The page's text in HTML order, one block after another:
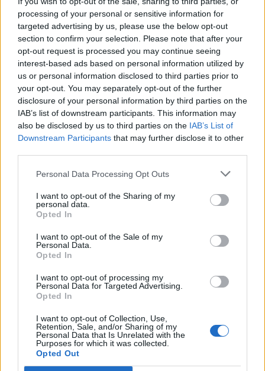
processing of your personal or sensitive information for
targeted advertising by us, please use the below opt-out
section to confirm your selection. Please note that after your
opt-out request is processed you may continue seeing
interest-based ads based on personal information utilized by
us or personal information disclosed to third parties prior to
your opt-out. You may separately opt-out of the further
disclosure of your personal information by third parties on the
IAB’s list of downstream participants. This information may
also be disclosed by us to third parties on the IAB’s List of
Downstream Participants that may further disclose it to other
Personal Data Processing Opt Outs
I want to opt-out of the Sharing of my
personal data.
Opted In
I want to opt-out of the Sale of my
Personal Data.
Opted In
I want to opt-out of processing my
Personal Data for Targeted Advertising.
Opted In
I want to opt-out of Collection, Use,
Retention, Sale, and/or Sharing of my
Personal Data that Is Unrelated with the
Purposes for which it was collected.
Opted Out